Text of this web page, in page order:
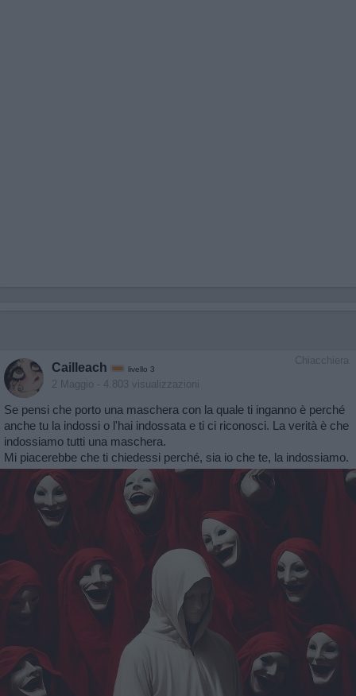
Chiacchiera
Cailleach livello 3
2 Maggio - 4.803 visualizzazioni
Se pensi che porto una maschera con la quale ti inganno è perché
anche tu la indossi o l'hai indossata e ti ci riconosci. La verità è che
indossiamo tutti una maschera.
Mi piacerebbe che ti chiedessi perché, sia io che te, la indossiamo.